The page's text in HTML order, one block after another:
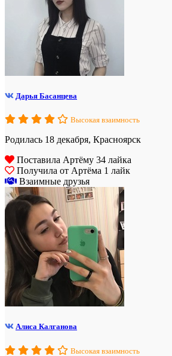
Дарья Басанцева
Высокая взаимность
Родилась 18 декабря, Красноярск
Поставила Артёму 34 лайка
Получила от Артёма 1 лайк
Взаимные друзья
Алиса Калганова
Высокая взаимность